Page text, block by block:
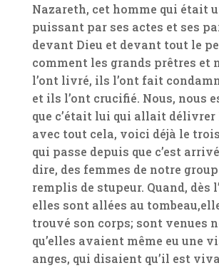
Nazareth, cet homme qui était
puissant par ses actes et ses
devant Dieu et devant tout le
comment les grands prêtres et
l’ont livré, ils l’ont fait
et ils l’ont crucifié. Nous, nous
que c’était lui qui allait
avec tout cela, voici déjà le
qui passe depuis que c’est
dire, des femmes de notre
remplis de stupeur. Quand, dès
elles sont allées au
trouvé son corps; sont venues
qu’elles avaient même eu une
anges, qui disaient qu’il est